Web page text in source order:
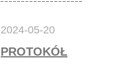
2024-05-20
PROTOKÓŁ